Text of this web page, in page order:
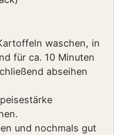
waschen, in
für ca. 10 Minuten
abseihen
und nochmals gut